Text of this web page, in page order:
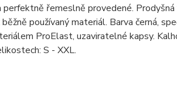
řemeslně provedené.
používaný materiál. Barva černá,
ProElast, uzaviratelné kapsy.
S - XXL.